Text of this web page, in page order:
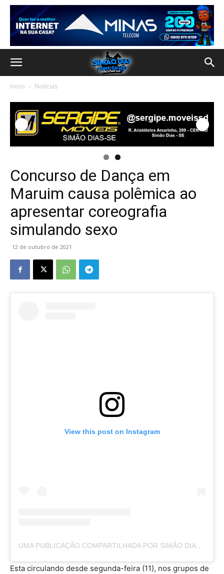
Início Notícias
Concurso de Dança em
Maruim causa polêmica ao
apresentar coreografia
simulando sexo
12 de outubro de 2021
View this post on Instagram
UMA PUBLICAÇÃO COMPARTILHADA POR SIMÃO DIAS COMO EU VEJO (@SIMAODIASCOMOEUVEJO)
Esta circulando desde segunda-feira (11), nos grupos de